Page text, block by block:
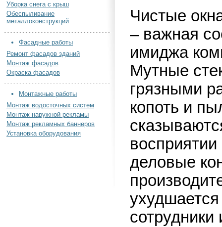
Уборка снега с крыш
Обеспыливание
металлоконструкций
Фасадные работы
Ремонт фасадов зданий
Монтаж фасадов
Окраска фасадов
Монтажные работы
Монтаж водосточных систем
Монтаж наружной рекламы
Монтаж рекламных баннеров
Установка оборудования
Чистые
– важная
имиджа
Мутные
грязными
копоть и
деловые